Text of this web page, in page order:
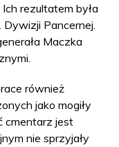
rezultatem była
Dywizji Pancernej.
Maczka
również
jako mogiły
cmentarz jest
nie sprzyjały